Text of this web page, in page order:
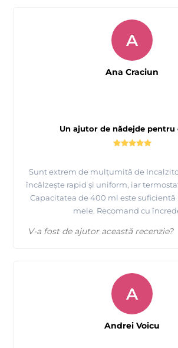
Un ajutor de nădejde pentru
Sunt extrem de mulțumită de
încălzește rapid și uniform, iar
Capacitatea de 400 ml este
mele. Recomand cu
A
Ana Craciun
V-a fost de ajutor această recenzie?
A
Andrei Voicu